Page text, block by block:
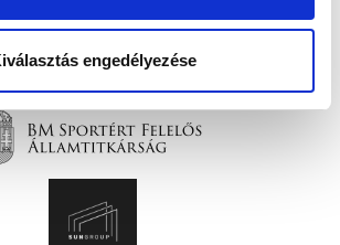
engedélyezése